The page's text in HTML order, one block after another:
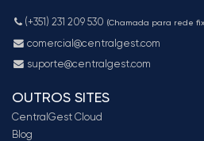
(+351) 231 209 530 (Chamada para rede
comercial@centralgest.com
suporte@centralgest.com
OUTROS SITES
CentralGest Cloud
Blog